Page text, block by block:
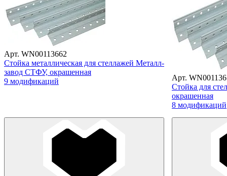
Арт. WN00113662
Стойка металлическая для стеллажей Металл-
завод СТФУ, окрашенная
9 модификаций
Арт.
Стойка для
окрашенная
8 модификаций